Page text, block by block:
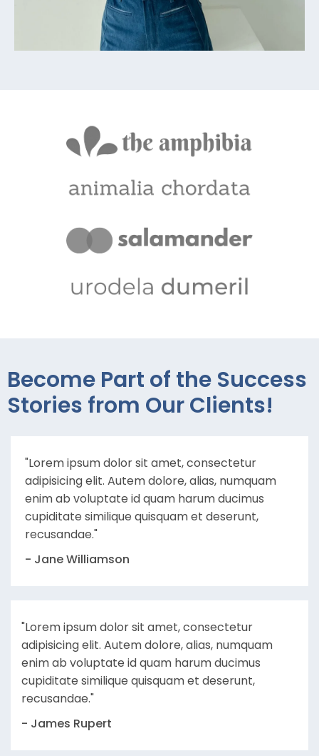
Become Part of the Success
Stories from Our Clients!
"Lorem ipsum dolor sit amet, consectetur
adipisicing elit. Autem dolore, alias, numquam
enim ab voluptate id quam harum ducimus
cupiditate similique quisquam et deserunt,
recusandae."
- Jane Williamson
"Lorem ipsum dolor sit amet, consectetur
adipisicing elit. Autem dolore, alias, numquam
enim ab voluptate id quam harum ducimus
cupiditate similique quisquam et deserunt,
recusandae."
- James Rupert